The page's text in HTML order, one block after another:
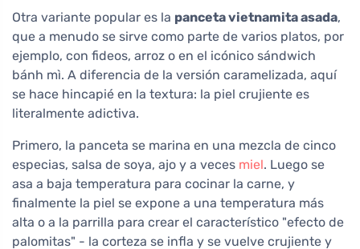
Otra variante popular es la panceta vietnamita asada,
que a menudo se sirve como parte de varios platos, por
ejemplo, con fideos, arroz o en el icónico sándwich
bánh mì. A diferencia de la versión caramelizada, aquí
se hace hincapié en la textura: la piel crujiente es
literalmente adictiva.
Primero, la panceta se marina en una mezcla de cinco
especias, salsa de soya, ajo y a veces miel. Luego se
asa a baja temperatura para cocinar la carne, y
finalmente la piel se expone a una temperatura más
alta o a la parrilla para crear el característico "efecto de
palomitas" - la corteza se infla y se vuelve crujiente y